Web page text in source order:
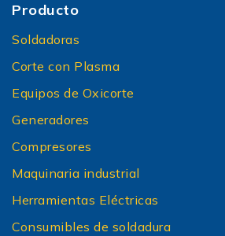
Producto
Soldadoras
Corte con Plasma
Equipos de Oxicorte
Generadores
Compresores
Maquinaria industrial
Herramientas Eléctricas
Consumibles de soldadura